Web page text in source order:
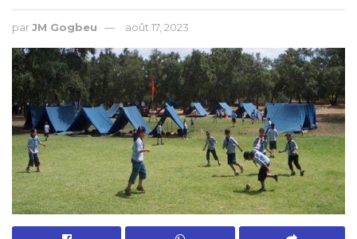
parJM Gogbeu août 17, 2023